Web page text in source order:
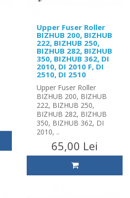
Upper Fuser Roller
BIZHUB 200, BIZHUB
222, BIZHUB 250,
BIZHUB 282, BIZHUB
350, BIZHUB 362, DI
2010, DI 2010 F, DI
2510, DI 2510
Upper Fuser Roller
BIZHUB 200, BIZHUB
222, BIZHUB 250,
BIZHUB 282, BIZHUB
350, BIZHUB 362, DI
2010, ..
65,00 Lei